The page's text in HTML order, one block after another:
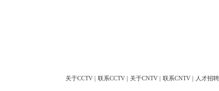
关于CCTV 联系CCTV 关于CNTV 联系CNTV 人才招聘